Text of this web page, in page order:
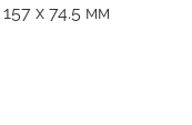
х 74.5 мм